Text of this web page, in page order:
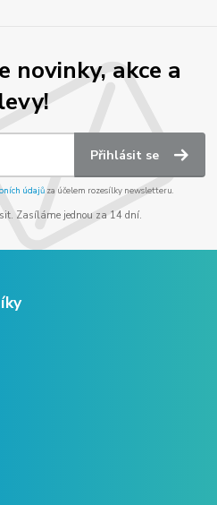
novinky, akce a
Přihlásit se
údajůza účelem rozesílky newsletteru.
Zasíláme jednou za 14 dní.